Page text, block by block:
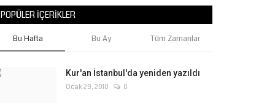
POPÜLER İÇERIKLER
Bu Hafta Bu Ay Tüm Zamanlar
Kur'an İstanbul'da yeniden yazıldı
Ocak 29, 2010 0